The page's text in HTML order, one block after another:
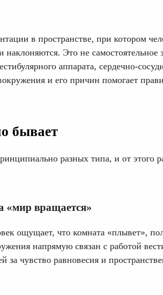
в пространстве, при котором
Это не самостоятельное
аппарата, сердечно-
и его причин помогает
бывает
разных типа, и от этого
«мир вращается»
ощущает, что комната «плывет»,
напрямую связан с работой
чувство равновесия и